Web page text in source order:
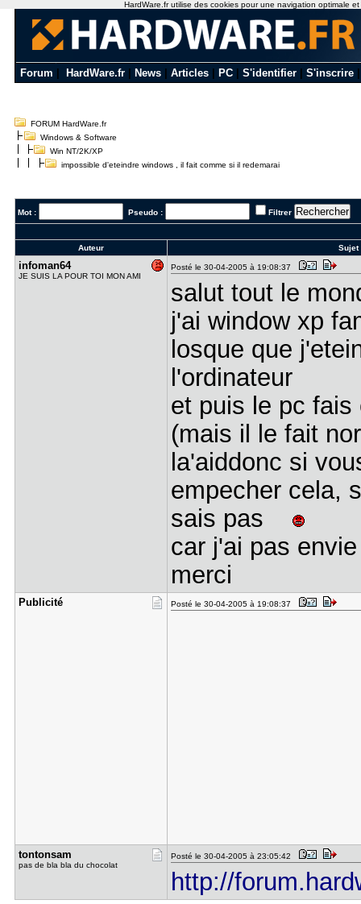
Forum HardWare.fr News Articles PC S'identifier S'inscrire
FORUM HardWare.fr
Windows & Software
Win NT/2K/XP
impossible d'eteindre windows , il fait comme si il redemarai
Mot : Pseudo : Filtrer
Auteur
infoman64
JE SUIS LA POUR TOI MON AMI
Posté le 30-04-2005 à 19:08:37
salut tout le
j'ai window xp
losque que
l'ordinateur
et puis le pc fais
(mais il le fait
la'aiddonc si
empecher cela,
sais pas
car j'ai pas
merci
Publicité Posté le 30-04-2005 à 19:08:37
tontonsam
pas de bla bla du chocolat
Posté le 30-04-2005 à 23:05:42
http://
HardWare.fr utilise des cookies pour une navigation optimale